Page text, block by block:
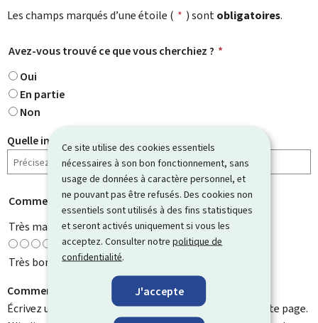
Ce site utilise des cookies essentiels
nécessaires à son bon fonctionnement, sans
usage de données à caractère personnel, et
ne pouvant pas être refusés. Des cookies non
essentiels sont utilisés à des fins statistiques
et seront activés uniquement si vous les
acceptez. Consulter notrepolitique de
confidentialité.
J'accepte
Les champs marqués d’une étoile ( * ) sontobligatoires.
Avez-vous trouvé ce que vous cherchiez ? *
Oui
En partie
Non
Quelle information cherchiez-vous ?
Comment évaluez-vous cette page ? *
Très mauvaise
Très bonne
Comment pouvons-nous l'améliorer ?
Écrivez un commentaire et aidez-nous à améliorer cette page.